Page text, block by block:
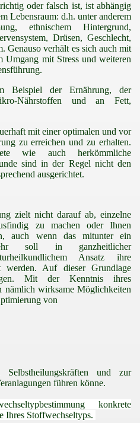
oder falsch ist, ist abhängig
Lebensraum: d.h. unter anderem
ethnischem Hintergrund,
Drüsen, Geschlecht,
Genauso verhält es sich auch mit
Umgang mit Stress und weiteren
Beispiel der Ernährung, der
Nährstoffen und an Fett,
mit einer optimalen und vor
zu erreichen und zu erhalten.
wie auch herkömmliche
sind in der Regel nicht den
ausgerichtet.
zielt nicht darauf ab, einzelne
zu machen oder Ihnen
auch wenn das mitunter ein
soll in ganzheitlicher
Ansatz ihre
werden. Auf dieser Grundlage
Mit der Kenntnis ihres
nämlich wirksame Möglichkeiten
von
und zur
führen könne.
konkrete
Ihres Stoffwechseltyps.